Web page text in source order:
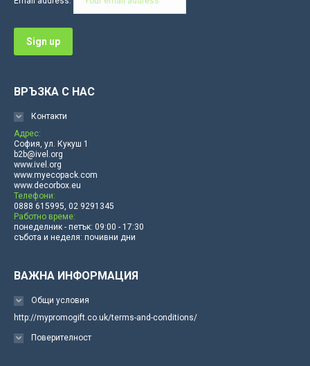
windowwindowwindow
ВРЪЗКА С НАС
Контакти
Адрес:
София, ул. Кукуш 1
b2b@ivel.org
www.ivel.org
www.myecopack.com
www.decorbox.eu
Телефони:
0888 615995, 02 9291345
Работно време:
понеделник - петък: 09:00 - 17:30
събота и неделя: почивни дни
ВАЖНА ИНФОРМАЦИЯ
Общи условия
http://mypromogift.co.uk/terms-and-conditions/
Поверителност